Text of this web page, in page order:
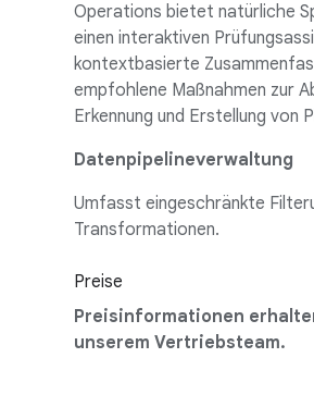
Operations bietet natürliche
einen interaktiven
kontextbasierte
empfohlene Maßnahmen zur
Erkennung und Erstellung von
Datenpipelineverwaltung
Umfasst eingeschränkte
Transformationen.
Preise
Preisinformationen
unserem Vertriebsteam.